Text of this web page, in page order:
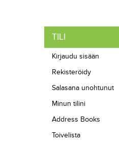
TILI
Kirjaudu sisään
Rekisteröidy
Salasana unohtunut
Minun tilini
Address Books
Toivelista